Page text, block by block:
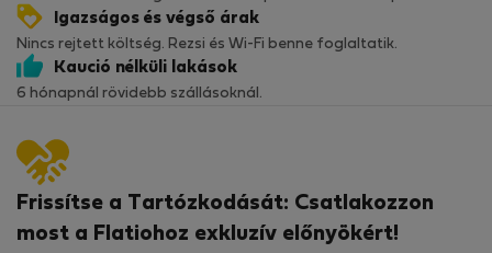
Igazságos és végső árak
Nincs rejtett költség. Rezsi és Wi-Fi benne foglaltatik.
Kaució nélküli lakások
6 hónapnál rövidebb szállásoknál.
Frissítse a Tartózkodását: Csatlakozzon
most a Flatiohoz exkluzív előnyökért!